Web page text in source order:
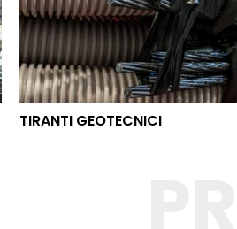
TIRANTI GEOTECNICI